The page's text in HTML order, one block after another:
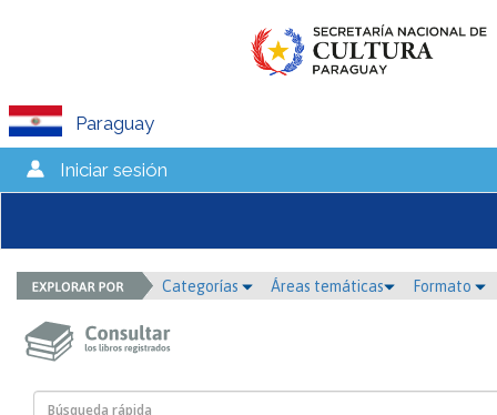
Paraguay
Iniciar sesión
Categorías Áreas temáticas Formato